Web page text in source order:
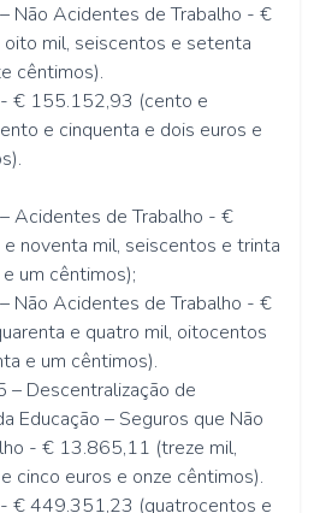
Não Acidentes de Trabalho - €
mil, seiscentos e setenta
cêntimos).
€ 155.152,93 (cento e
e cinquenta e dois euros e
Acidentes de Trabalho - €
noventa mil, seiscentos e trinta
um cêntimos);
Não Acidentes de Trabalho - €
e quatro mil, oitocentos
e um cêntimos).
Descentralização de
Educação – Seguros que Não
- € 13.865,11 (treze mil,
cinco euros e onze cêntimos).
€ 449.351,23 (quatrocentos e